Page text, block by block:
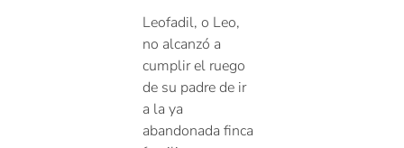
Leofadil, o Leo,
no alcanzó a
cumplir el ruego
de su padre de ir
a la ya
abandonada finca